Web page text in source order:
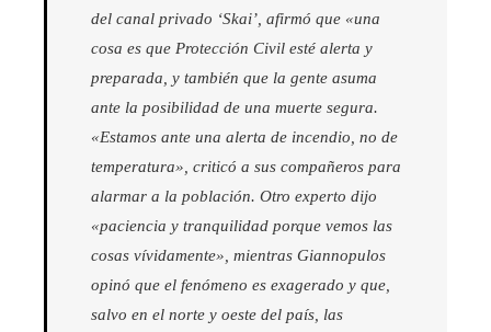
del canal privado ‘Skai’, afirmó que «una
cosa es que Protección Civil esté alerta y
preparada, y también que la gente asuma
ante la posibilidad de una muerte segura.
«Estamos ante una alerta de incendio, no de
temperatura», criticó a sus compañeros para
alarmar a la población. Otro experto dijo
«paciencia y tranquilidad porque vemos las
cosas vívidamente», mientras Giannopulos
opinó que el fenómeno es exagerado y que,
salvo en el norte y oeste del país, las